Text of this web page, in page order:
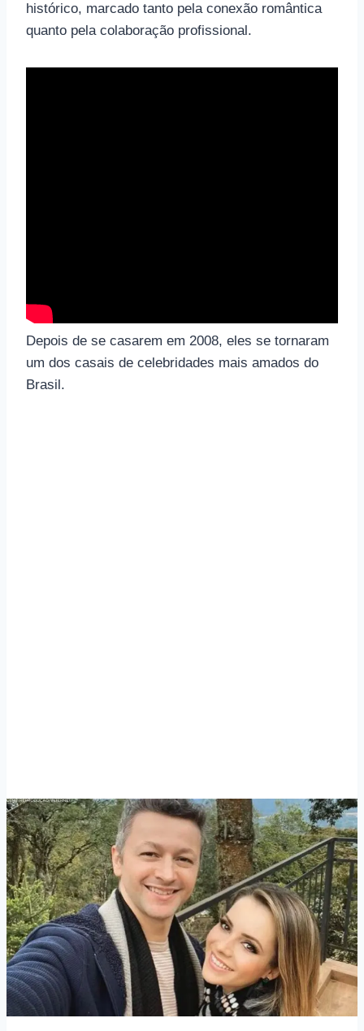
histórico, marcado tanto pela conexão romântica
quanto pela colaboração profissional.
Depois de se casarem em 2008, eles se tornaram
um dos casais de celebridades mais amados do
Brasil.